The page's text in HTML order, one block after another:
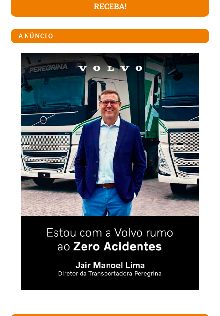
ANÚNCIO